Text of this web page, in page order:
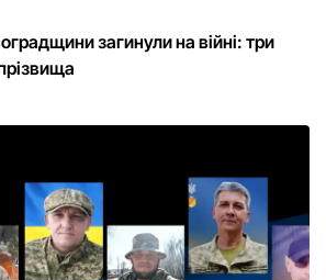
загинули на війні: три